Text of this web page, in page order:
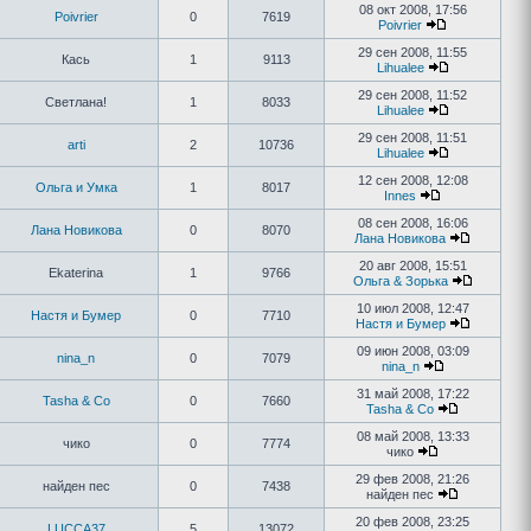
Poivrier 0 7619
08 окт 2008, 17:56
Poivrier
Кась 1 9113
29 сен 2008, 11:55
Lihualee
Светлана! 1 8033
29 сен 2008, 11:52
Lihualee
arti 2 10736
29 сен 2008, 11:51
Lihualee
Ольга и Умка 1 8017
12 сен 2008, 12:08
Innes
Лана Новикова 0 8070
08 сен 2008, 16:06
Лана Новикова
Ekaterina 1 9766
20 авг 2008, 15:51
Ольга & Зорька
Настя и Бумер 0 7710
10 июл 2008, 12:47
Настя и Бумер
nina_n 0 7079
09 июн 2008, 03:09
nina_n
Tasha & Co 0 7660
31 май 2008, 17:22
Tasha & Co
чико 0 7774
08 май 2008, 13:33
чико
найден пес 0 7438
29 фев 2008, 21:26
найден пес
20 фев 2008, 23:25